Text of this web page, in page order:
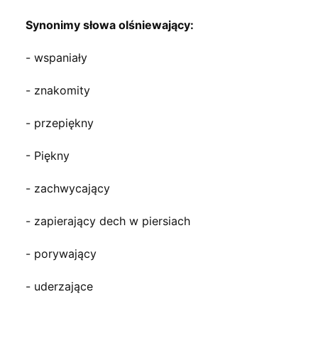
Synonimy słowa olśniewający:
- wspaniały
- znakomity
- przepiękny
- Piękny
- zachwycający
- zapierający dech w piersiach
- porywający
- uderzające